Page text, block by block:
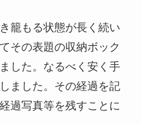
籠もる状態が長く続い
その表題の収納ボック
した。なるべく安く手
ました。その経過を記
過写真等を残すことに